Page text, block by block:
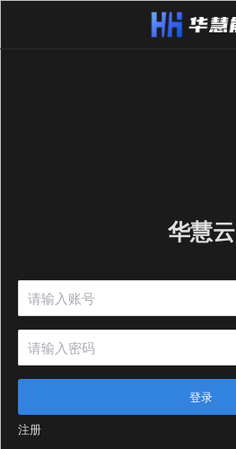
华慧云
登录
注册